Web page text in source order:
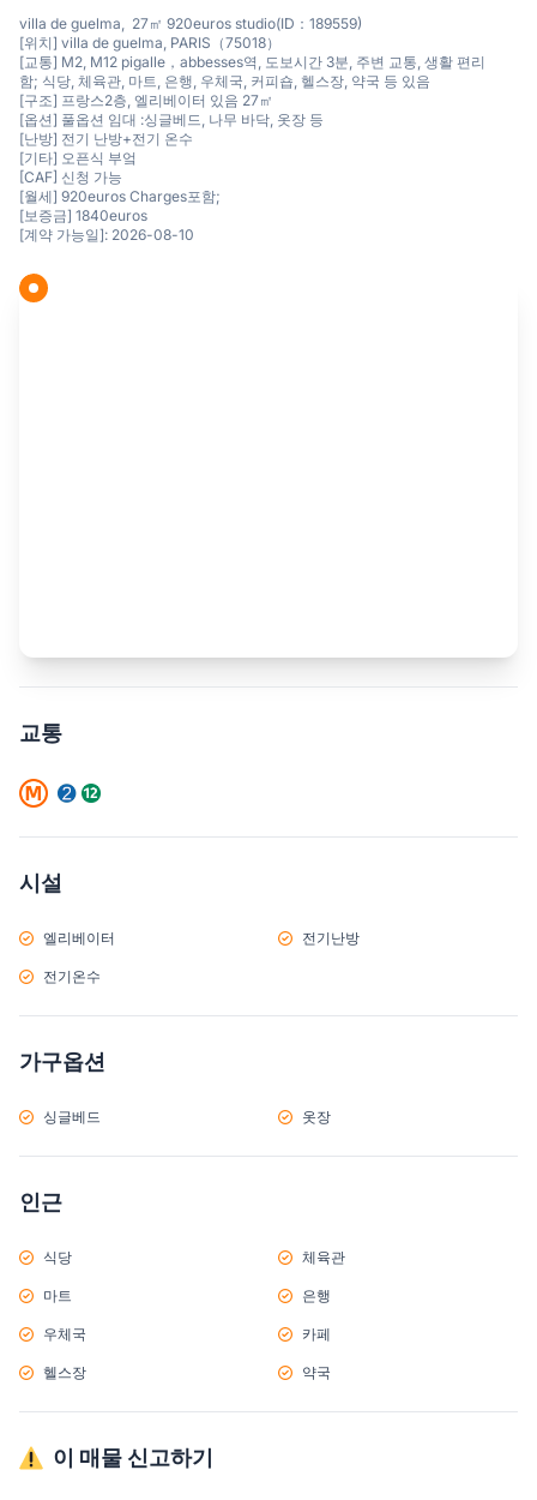
villa de guelma, 27㎡ 920euros studio(ID：189559)
[위치] villa de guelma, PARIS（75018）
[교통] M2, M12 pigalle，abbesses역, 도보시간 3분, 주변 교통, 생활 편리
함; 식당, 체육관, 마트, 은행, 우체국, 커피숍, 헬스장, 약국 등 있음
[구조] 프랑스2층, 엘리베이터 있음 27㎡
[옵션] 풀옵션 임대 :싱글베드, 나무 바닥, 옷장 등
[난방] 전기 난방+전기 온수
[기타] 오픈식 부엌
[CAF] 신청 가능
[월세] 920euros Charges포함;
[보증금] 1840euros
[계약 가능일]: 2026-08-10
교통
시설
엘리베이터 전기난방
전기온수
가구옵션
싱글베드 옷장
인근
식당 체육관
마트 은행
우체국 카페
헬스장 약국
이 매물 신고하기